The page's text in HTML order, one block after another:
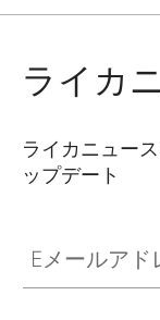
ライカ
ライカニュー
ップデート